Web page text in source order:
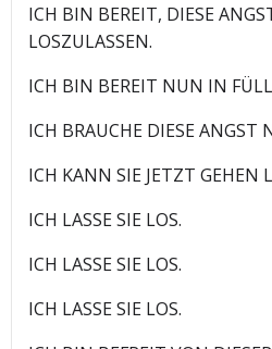
ICH BIN BEREIT, DIESE
LOSZULASSEN.
ICH BIN BEREIT NUN IN
ICH BRAUCHE DIESE ANGST
ICH KANN SIE JETZT GEHEN
ICH LASSE SIE LOS.
ICH LASSE SIE LOS.
ICH LASSE SIE LOS.